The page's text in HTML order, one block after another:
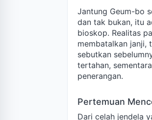
Jantung Geum-bo
dan tak bukan, itu
bioskop. Realitas
membatalkan janji,
sebutkan
tertahan,
penerangan.
Pertemuan
Dari celah jendela